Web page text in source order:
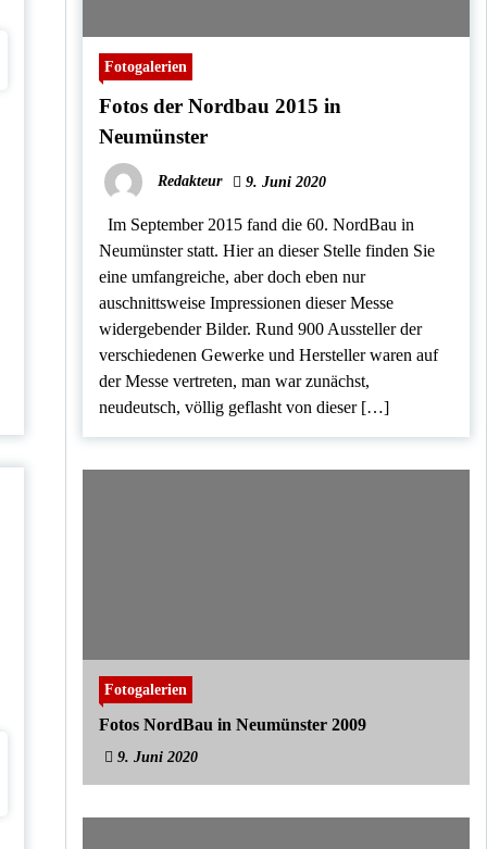
Fotogalerien
Fotos der Nordbau 2015 in
Neumünster
Redakteur 9. Juni 2020
Im September 2015 fand die 60. NordBau in
Neumünster statt. Hier an dieser Stelle finden Sie
eine umfangreiche, aber doch eben nur
auschnittsweise Impressionen dieser Messe
widergebender Bilder. Rund 900 Aussteller der
verschiedenen Gewerke und Hersteller waren auf
der Messe vertreten, man war zunächst,
neudeutsch, völlig geflasht von dieser […]
Fotogalerien
Fotos NordBau in Neumünster 2009
9. Juni 2020